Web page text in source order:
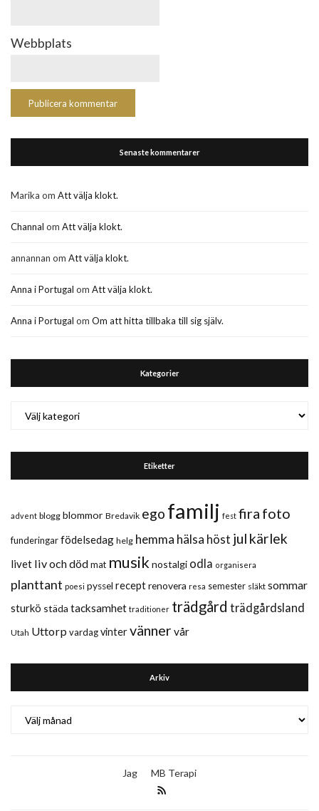
Webbplats
Senaste kommentarer
Marika om Att välja klokt.
Channal om Att välja klokt.
annannan om Att välja klokt.
Anna i Portugal om Att välja klokt.
Anna i Portugal om Om att hitta tillbaka till sig själv.
Kategorier
Etiketter
advent blogg blommor Bredavik ego familj fest fira foto
funderingarfödelsedag helg hemma hälsa höst jul kärlek
livet liv och dödmat musik nostalgi odla organisera
planttant poesi pyssel receptrenovera resa semester släkt sommar
sturkö städa tacksamhet traditioner trädgård trädgårdsland
Utah Uttorp vardagvintervänner vår
Arkiv
Jag MB Terapi